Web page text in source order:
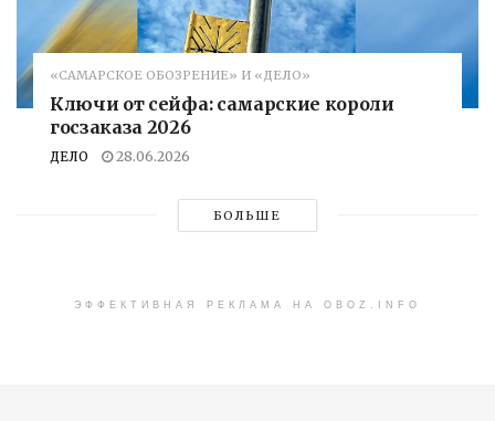
«САМАРСКОЕ ОБОЗРЕНИЕ» И «ДЕЛО»
Ключи от сейфа: самарские короли
госзаказа 2026
ДЕЛО 28.06.2026
БОЛЬШЕ
ЭФФЕКТИВНАЯ РЕКЛАМА НА OBOZ.INFO